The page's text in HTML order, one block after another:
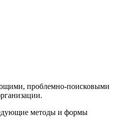
проблемно-поисковыми
методы и формы